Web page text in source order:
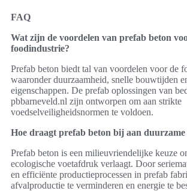
FAQ
Wat zijn de voordelen van prefab beton
foodindustrie?
Prefab beton biedt tal van voordelen voor de
waaronder duurzaamheid, snelle bouwtijden
eigenschappen. De prefab oplossingen van
pbbarneveld.nl zijn ontworpen om aan strikte
voedselveiligheidsnormen te voldoen.
Hoe draagt prefab beton bij aan duurzame
Prefab beton is een milieuvriendelijke keuze
ecologische voetafdruk verlaagt. Door
en efficiënte productieprocessen in prefab
afvalproductie te verminderen en energie te